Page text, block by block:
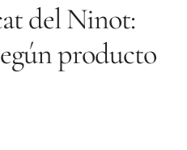
del Ninot:
producto